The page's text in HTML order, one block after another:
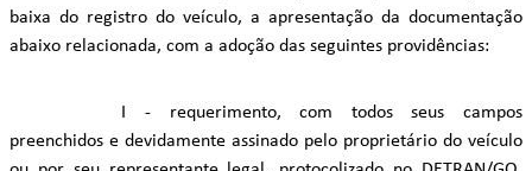
baixa do registro do veículo, a apresentação da documentação
abaixo relacionada, com a adoção das seguintes providências:
I - requerimento, com todos seus campos
preenchidos e devidamente assinado pelo proprietário do veículo